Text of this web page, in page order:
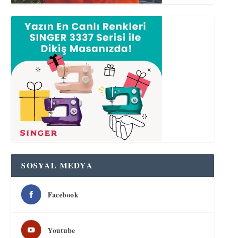
SOSYAL MEDYA
Facebook
Youtube